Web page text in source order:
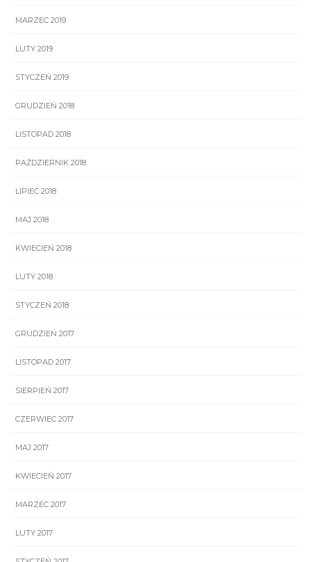
MARZEC 2019
LUTY 2019
STYCZEŃ 2019
GRUDZIEŃ 2018
LISTOPAD 2018
PAŹDZIERNIK 2018
LIPIEC 2018
MAJ 2018
KWIECIEŃ 2018
LUTY 2018
STYCZEŃ 2018
GRUDZIEŃ 2017
LISTOPAD 2017
SIERPIEŃ 2017
CZERWIEC 2017
MAJ 2017
KWIECIEŃ 2017
MARZEC 2017
LUTY 2017